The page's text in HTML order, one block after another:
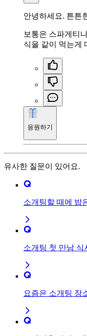
안녕하세요. 튼튼
보통은 스파게티
식을 같이 먹는게
응원하기
유사한 질문이 있어요.
소개팅할 때에 밥
소개팅 첫 만남 식
요즘은 소개팅 장